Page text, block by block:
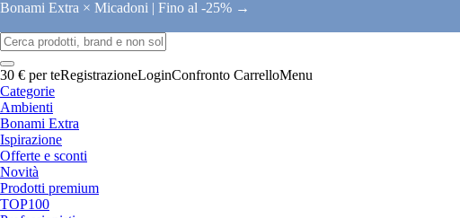
Bonami Extra × Micadoni | Fino al -25% →
30 € per teRegistrazioneLoginConfronto CarrelloMenu
Categorie
Ambienti
Bonami Extra
Ispirazione
Offerte e sconti
Novità
Prodotti premium
TOP100